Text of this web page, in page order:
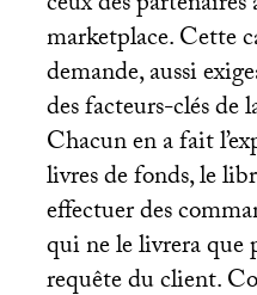
marketplace. Cette
demande, aussi
des facteurs-clés de
Chacun en a fait
livres de fonds, le
effectuer des
qui ne le livrera que
requête du client.